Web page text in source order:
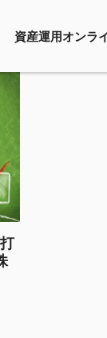
資産運用オンラ